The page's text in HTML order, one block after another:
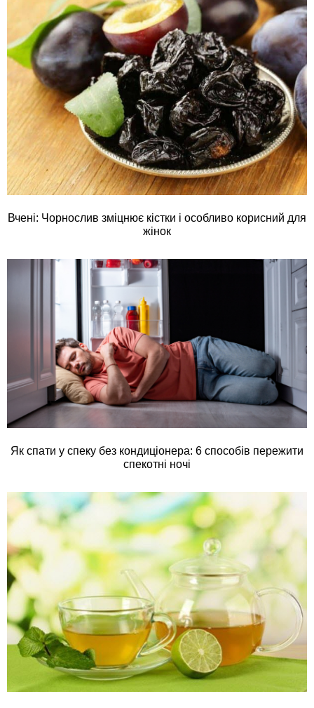
Вчені: Чорнослив зміцнює кістки і особливо корисний для
жінок
Як спати у спеку без кондиціонера: 6 способів пережити
спекотні ночі